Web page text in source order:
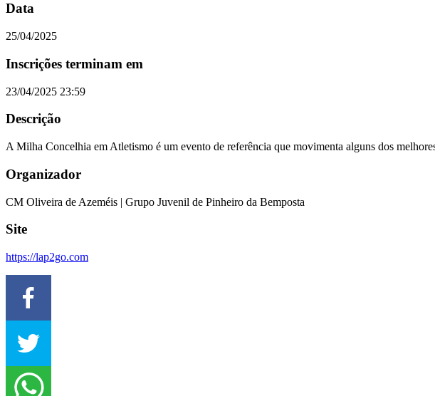
Data
25/04/2025
Inscrições terminam em
23/04/2025 23:59
Descrição
A Milha Concelhia em Atletismo é um evento de referência que movimenta alguns dos
Organizador
CM Oliveira de Azeméis | Grupo Juvenil de Pinheiro da Bemposta
Site
https://lap2go.com